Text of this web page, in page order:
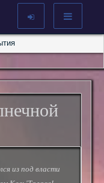
из под власти